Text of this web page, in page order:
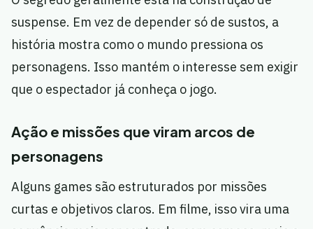
suspense. Em vez de depender só de sustos, a
história mostra como o mundo pressiona os
personagens. Isso mantém o interesse sem exigir
que o espectador já conheça o jogo.
Ação e missões que viram arcos de
personagens
Alguns games são estruturados por missões
curtas e objetivos claros. Em filme, isso vira uma